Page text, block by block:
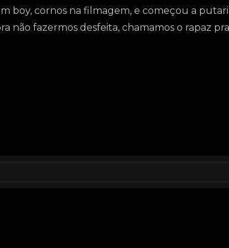
boy, cornos na filmagem, e começou a
não fazermos desfeita, chamamos o rapaz